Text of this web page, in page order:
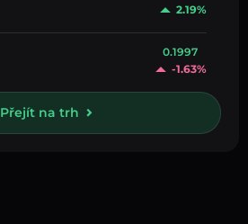
2.19%
0.1997
-1.63%
Přejít na trh